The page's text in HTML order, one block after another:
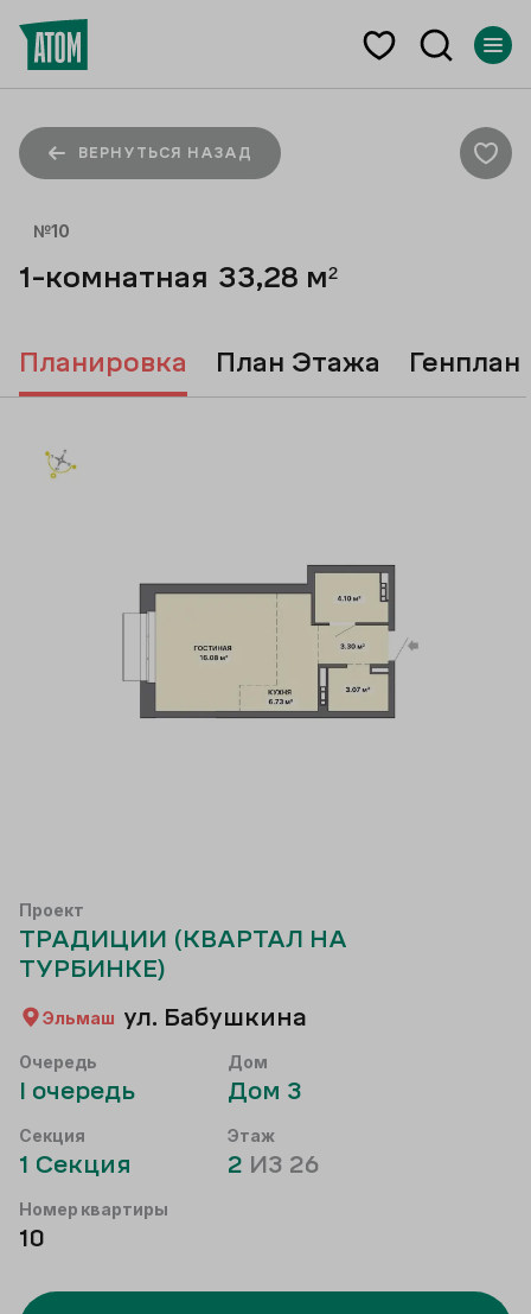
ВЕРНУТЬСЯ НАЗАД
№10
1-комнатная 33,28 м²
Проект
ТРАДИЦИИ (КВАРТАЛ НА
ТУРБИНКЕ)
Эльмаш ул. Бабушкина
Очередь
I очередь
Дом
Дом 3
Секция
1 Секция
Этаж
2 ИЗ 26
Номер квартиры
10
Планировка План Этажа Генплан